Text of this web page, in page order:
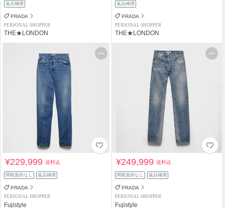
返品補償
PRADA
PERSONAL SHOPPER
THE★LONDON
返品補償
PRADA
PERSONAL SHOPPER
THE★LONDON
¥229,999送料込
関税負担なし 返品補償
PRADA
PERSONAL SHOPPER
Fujistyle
¥249,999送料込
関税負担なし 返品補償
PRADA
PERSONAL SHOPPER
Fujistyle